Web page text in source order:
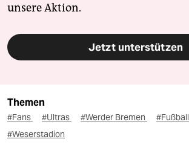
unsere Aktion.
Jetzt unterstützen
Themen
#Fans #Ultras #Werder Bremen #Fußball
#Weserstadion